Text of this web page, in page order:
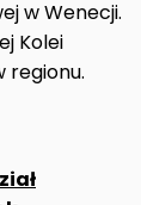
w Wenecji.
Kolei
regionu.